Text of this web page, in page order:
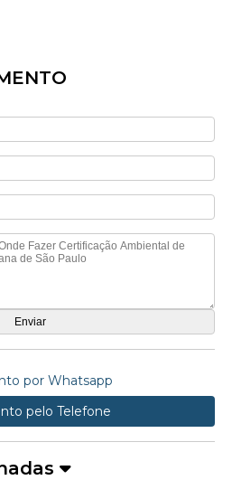
por Whatsapp
pelo Telefone